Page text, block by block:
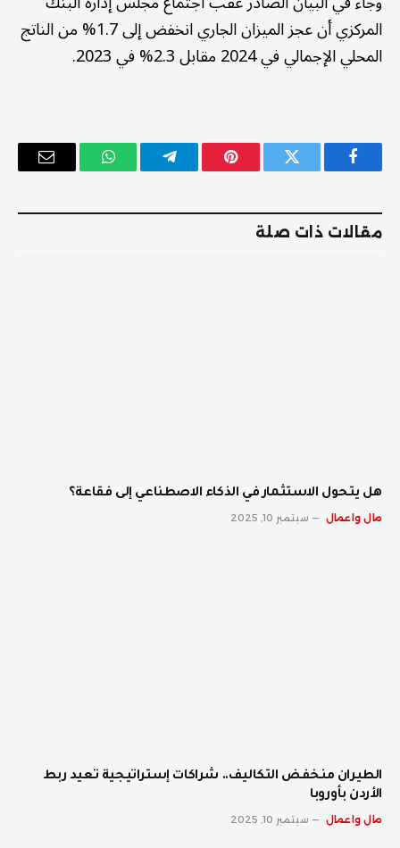
المركزي أن عجز الميزان الجاري انخفض إلى 1.7% من الناتج
المحلي الإجمالي في 2024 مقابل 2.3% في 2023.
فيسبوك تويتر بينتيريستتيلقرام واتساب
البريد
مقالات ذات صلة
هل يتحول الاستثمار في الذكاء الاصطناعي إلى فقاعة؟
مال واعمال سبتمبر 10, 2025
الطيران منخفض التكاليف.. شراكات إستراتيجية تعيد ربط
الأردن بأوروبا
مال واعمال سبتمبر 10, 2025